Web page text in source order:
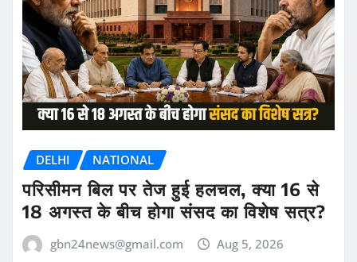
DELHI NATIONAL
परिसीमन बिल पर तेज हुई हलचल, क्या 16 से
18 अगस्त के बीच होगा संसद का विशेष सत्र?
gbn24news@gmail.com Aug 5, 2026